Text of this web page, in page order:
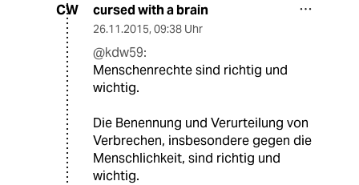
CW cursed with a brain
26.11.2015, 09:38 Uhr
@kdw59:
Menschenrechte sind richtig und
wichtig.
Die Benennung und Verurteilung von
Verbrechen, insbesondere gegen die
Menschlichkeit, sind richtig und
wichtig.